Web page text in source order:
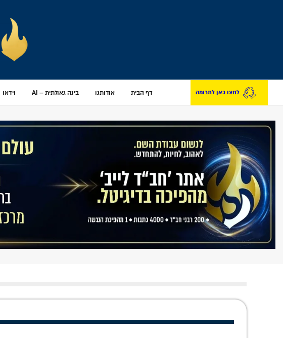
לחצו כאן לתרומה דף הבית אודותנו בינה גאולתית – AI וידאו